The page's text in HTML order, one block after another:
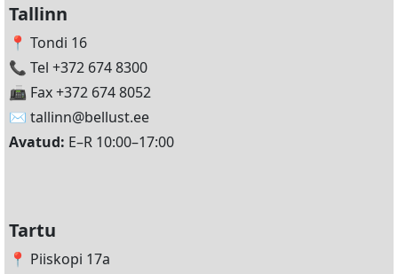
Tallinn
📍 Tondi 16
📞 Tel +372 674 8300
📠 Fax +372 674 8052
✉️ tallinn@bellust.ee
Avatud: E–R 10:00–17:00
Tartu
📍 Piiskopi 17a